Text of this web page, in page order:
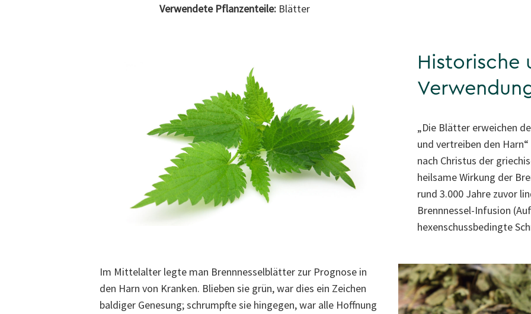
Verwendete Pflanzenteile:Blätter
Historische
„Die Blätter erweichen
und vertreiben den
nach Christus der
heilsame Wirkung der
rund 3.000 Jahre zuvor
Brennnessel-Infusion
hexenschussbedingte
Im Mittelalter legte man Brennnesselblätter zur Prognose in
den Harn von Kranken. Blieben sie grün, war dies ein Zeichen
baldiger Genesung; schrumpfte sie hingegen, war alle Hoffnung